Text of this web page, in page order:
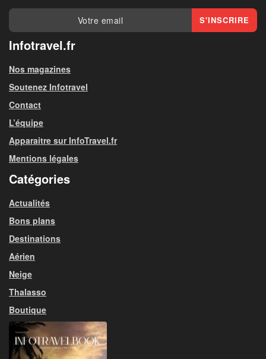
Infotravel.fr
Nos magazines
Soutenez Infotravel
Contact
L’équipe
Apparaitre sur InfoTravel.fr
Mentions légales
Catégories
Actualités
Bons plans
Destinations
Aérien
Neige
Thalasso
Boutique